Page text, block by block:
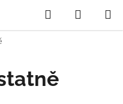
Hledat
KOŠÍK